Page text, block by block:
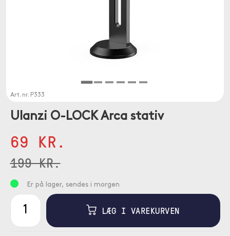
Art. nr. P333
Ulanzi O-LOCK Arca stativ
69 KR.
199 KR.
Er på lager, sendes i morgen
LÆG I VAREKURVEN